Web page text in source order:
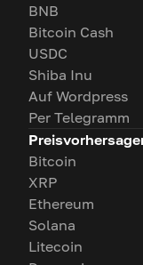
BNB
Bitcoin Cash
USDC
Shiba Inu
Auf Wordpress
Per Telegramm
Bitcoin
XRP
Ethereum
Solana
Litecoin